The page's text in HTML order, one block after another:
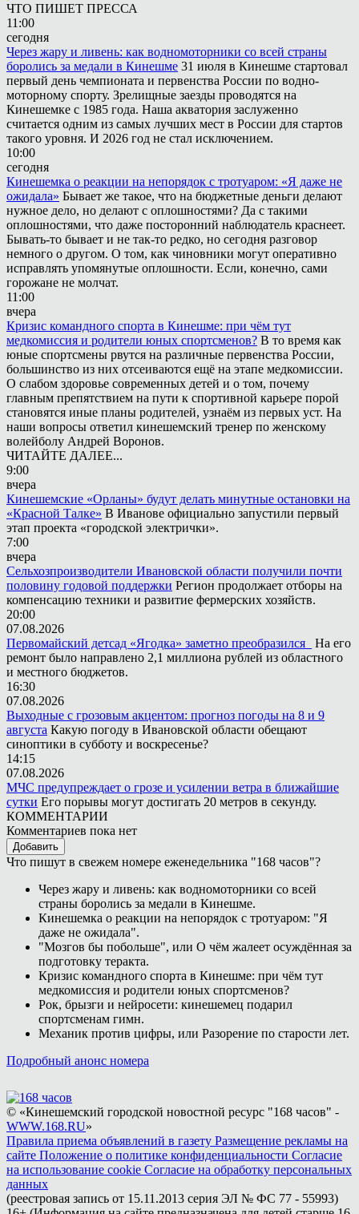
ЧТО ПИШЕТ ПРЕССА
11:00
сегодня
Через жару и ливень: как водномоторники со всей страны
боролись за медали в Кинешме 31 июля в Кинешме стартовал
первый день чемпионата и первенства России по водно-
моторному спорту. Зрелищные заезды проводятся на
Кинешемке с 1985 года. Наша акватория заслуженно
считается одним из самых лучших мест в России для стартов
такого уровня. И 2026 год не стал исключением.
10:00
сегодня
Кинешемка о реакции на непорядок с тротуаром: «Я даже не
ожидала» Бывает же такое, что на бюджетные деньги делают
нужное дело, но делают с оплошностями? Да с такими
оплошностями, что даже посторонний наблюдатель краснеет.
Бывать-то бывает и не так-то редко, но сегодня разговор
немного о другом. О том, как чиновники могут оперативно
исправлять упомянутые оплошности. Если, конечно, сами
горожане не молчат.
11:00
вчера
Кризис командного спорта в Кинешме: при чём тут
медкомиссия и родители юных спортсменов? В то время как
юные спортсмены рвутся на различные первенства России,
большинство из них отсеиваются ещё на этапе медкомиссии.
О слабом здоровье современных детей и о том, почему
главным препятствием на пути к спортивной карьере порой
становятся иные планы родителей, узнаём из первых уст. На
наши вопросы ответил кинешемский тренер по женскому
волейболу Андрей Воронов.
ЧИТАЙТЕ ДАЛЕЕ...
9:00
вчера
Кинешемские «Орланы» будут делать минутные остановки на
«Красной Талке» В Иванове официально запустили первый
этап проекта «городской электрички».
7:00
вчера
Сельхозпроизводители Ивановской области получили почти
половину годовой поддержки Регион продолжает отборы на
компенсацию техники и развитие фермерских хозяйств.
20:00
07.08.2026
Первомайский детсад «Ягодка» заметно преобразился
На его
ремонт было направлено 2,1 миллиона рублей из областного
и местного бюджетов.
16:30
07.08.2026
Выходные с грозовым акцентом: прогноз погоды на 8 и 9
августа Какую погоду в Ивановской области обещают
синоптики в субботу и воскресенье?
14:15
07.08.2026
МЧС предупреждает о грозе и усилении ветра в ближайшие
сутки Его порывы могут достигать 20 метров в секунду.
КОММЕНТАРИИ
Комментариев пока нет
Добавить
Что пишут в свежем номере еженедельника "168 часов"?
Через жару и ливень: как водномоторники со всей
страны боролись за медали в Кинешме.
Кинешемка о реакции на непорядок с тротуаром: "Я
даже не ожидала".
"Мозгов бы побольше", или О чём жалеет осуждённая за
подготовку теракта.
Кризис командного спорта в Кинешме: при чём тут
медкомиссия и родители юных спортсменов?
Рок, брызги и нейросети: кинешемец подарил
спортсменам гимн.
Механик против цифры, или Разорение по старости лет.
Подробный анонс номера
© «Кинешемский городской новостной ресурс "168 часов" -
WWW.168.RU»
Правила приема объявлений в газету Размещение рекламы на
сайте Положение о политике конфиденциальности Согласие
на использование cookie Согласие на обработку персональных
данных
(реестровая запись от 15.11.2013 серия ЭЛ № ФС 77 - 55993)